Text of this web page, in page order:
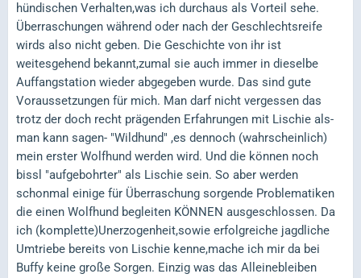
hündischen Verhalten,was ich durchaus als Vorteil sehe.
Überraschungen während oder nach der Geschlechtsreife
wirds also nicht geben. Die Geschichte von ihr ist
weitesgehend bekannt,zumal sie auch immer in dieselbe
Auffangstation wieder abgegeben wurde. Das sind gute
Voraussetzungen für mich. Man darf nicht vergessen das
trotz der doch recht prägenden Erfahrungen mit Lischie als-
man kann sagen- "Wildhund" ,es dennoch (wahrscheinlich)
mein erster Wolfhund werden wird. Und die können noch
bissl "aufgebohrter" als Lischie sein. So aber werden
schonmal einige für Überraschung sorgende Problematiken
die einen Wolfhund begleiten KÖNNEN ausgeschlossen. Da
ich (komplette)Unerzogenheit,sowie erfolgreiche jagdliche
Umtriebe bereits von Lischie kenne,mache ich mir da bei
Buffy keine große Sorgen. Einzig was das Alleinebleiben